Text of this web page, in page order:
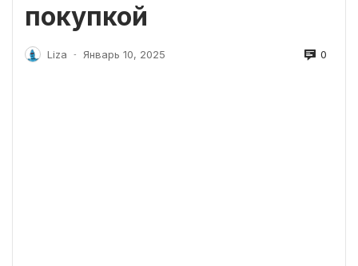
покупкой
Liza - Январь 10, 2025 0